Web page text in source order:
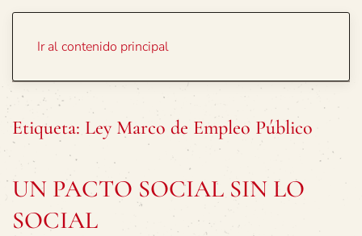
Ir al contenido principal
Etiqueta: Ley Marco de Empleo Público
UN PACTO SOCIAL SIN LO
SOCIAL